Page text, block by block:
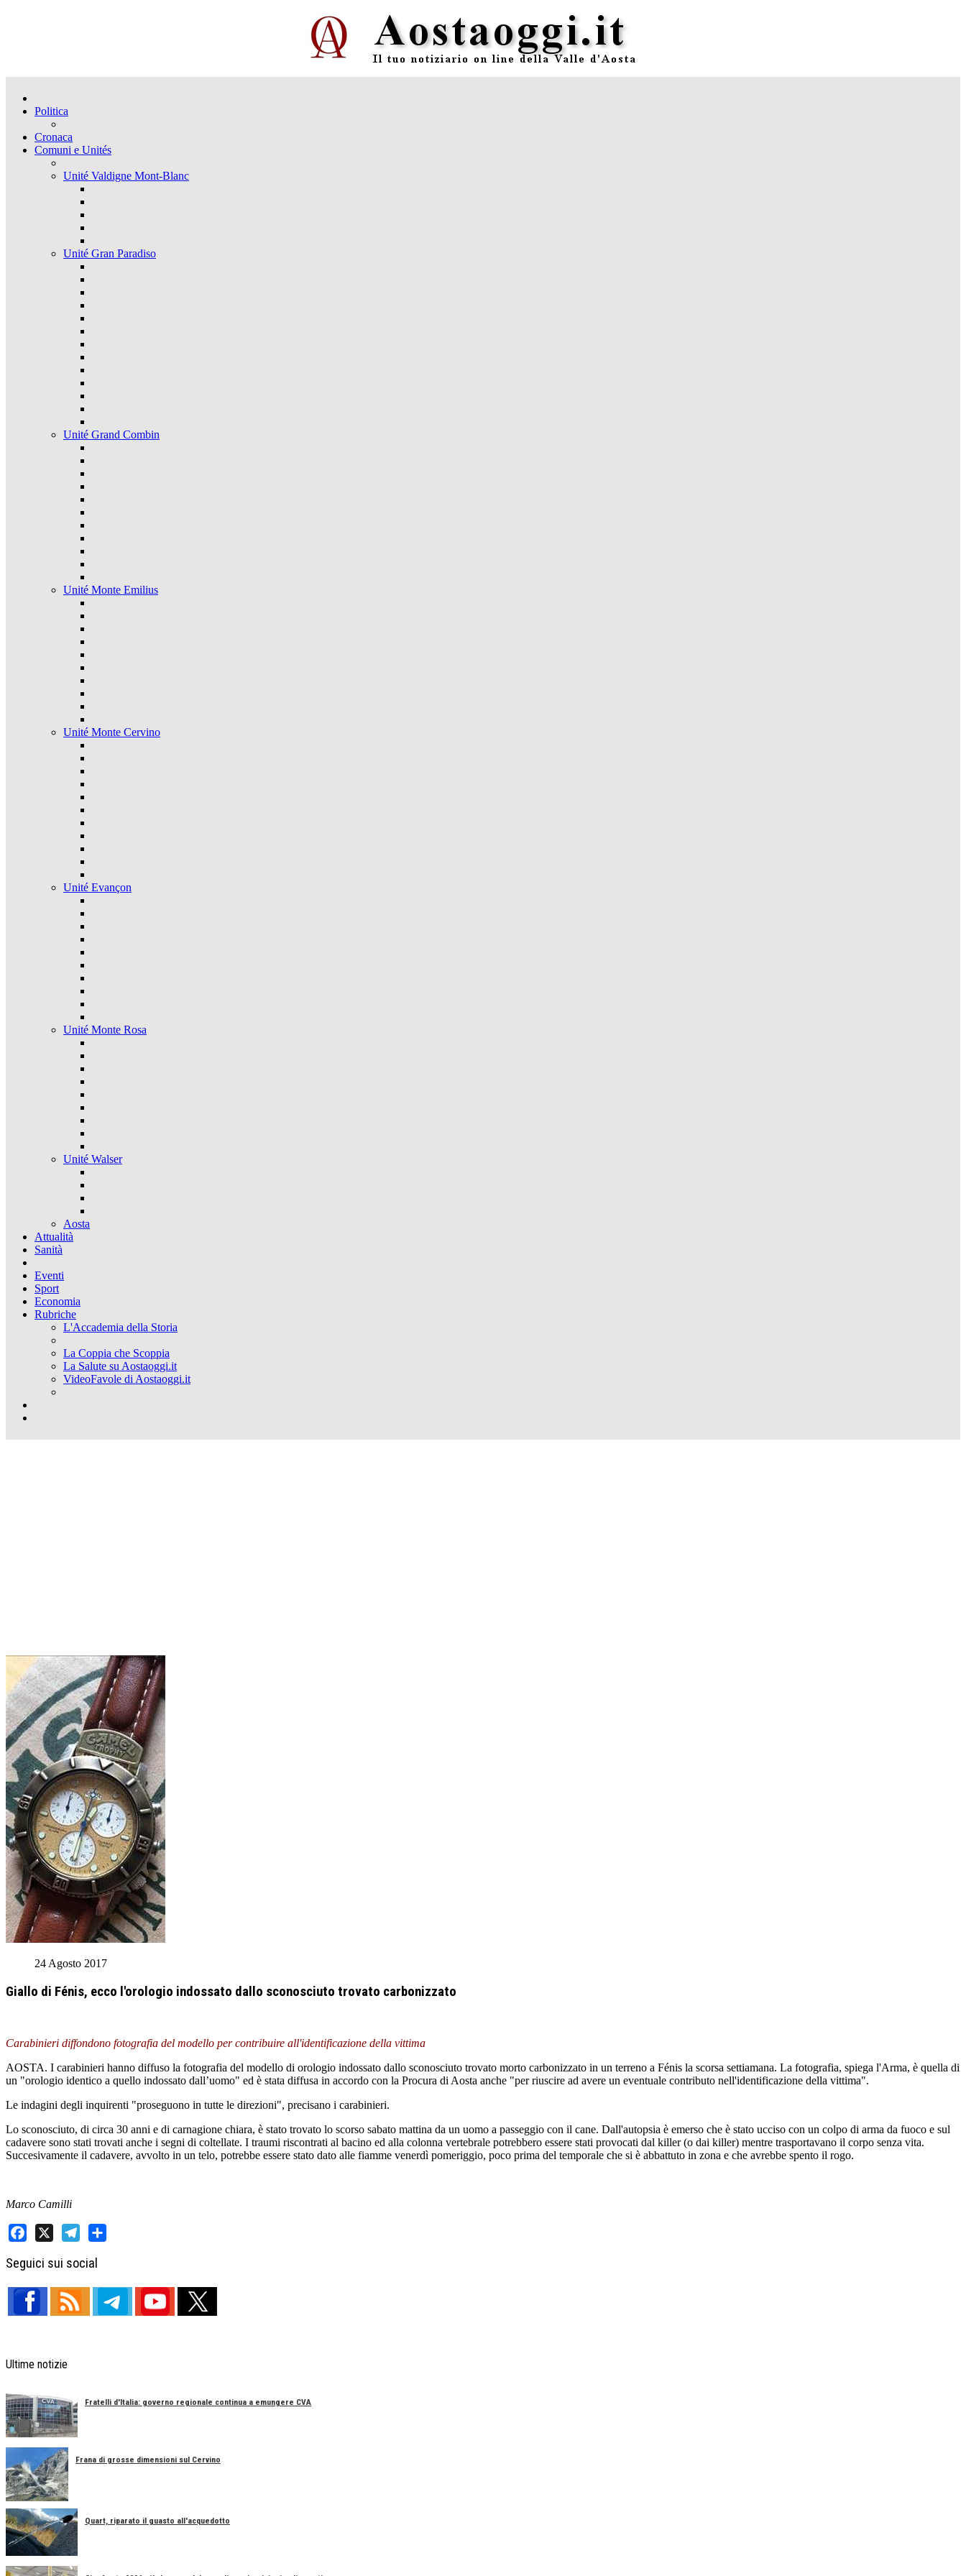
Politica
Cronaca
Comuni e Unités
Unité Valdigne Mont-Blanc
Unité Gran Paradiso
Unité Grand Combin
Unité Monte Emilius
Unité Monte Cervino
Unité Evançon
Unité Monte Rosa
Unité Walser
Aosta
Attualità
Sanità
Eventi
Sport
Economia
Rubriche
L'Accademia della Storia
La Coppia che Scoppia
La Salute su Aostaoggi.it
VideoFavole di Aostaoggi.it
24 Agosto 2017
Giallo di Fénis, ecco l'orologio indossato dallo sconosciuto trovato carbonizzato
Carabinieri diffondono fotografia del modello per contribuire all'identificazione della vittima
AOSTA. I carabinieri hanno diffuso la fotografia del modello di orologio indossato dallo sconosciuto trovato morto carbonizzato in un terreno a Fénis la scorsa settiamana. La fotografia, spiega l'Arma, è quella di
un "orologio identico a quello indossato dall’uomo" ed è stata diffusa in accordo con la Procura di Aosta anche "per riuscire ad avere un eventuale contributo nell'identificazione della vittima".
Le indagini degli inquirenti "proseguono in tutte le direzioni", precisano i carabinieri.
Lo sconosciuto, di circa 30 anni e di carnagione chiara, è stato trovato lo scorso sabato mattina da un uomo a passeggio con il cane. Dall'autopsia è emerso che è stato ucciso con un colpo di arma da fuoco e sul
cadavere sono stati trovati anche i segni di coltellate. I traumi riscontrati al bacino ed alla colonna vertebrale potrebbero essere stati provocati dal killer (o dai killer) mentre trasportavano il corpo senza vita.
Succesivamente il cadavere, avvolto in un telo, potrebbe essere stato dato alle fiamme venerdì pomeriggio, poco prima del temporale che si è abbattuto in zona e che avrebbe spento il rogo.
Marco Camilli
Seguici sui social
Ultime notizie
Fratelli d'Italia: governo regionale continua a emungere CVA
Frana di grosse dimensioni sul Cervino
Quart, riparato il guasto all'acquedotto